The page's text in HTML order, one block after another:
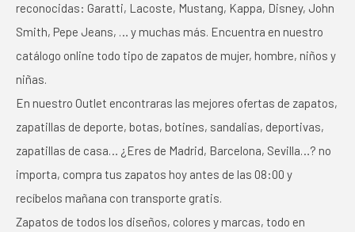
reconocidas: Garatti, Lacoste, Mustang, Kappa, Disney, John
Smith, Pepe Jeans, … y muchas más. Encuentra en nuestro
catálogo online todo tipo de zapatos de mujer, hombre, niños y
niñas.
En nuestro Outlet encontraras las mejores ofertas de zapatos,
zapatillas de deporte, botas, botines, sandalias, deportivas,
zapatillas de casa… ¿Eres de Madrid, Barcelona, Sevilla…? no
importa, compra tus zapatos hoy antes de las 08:00 y
recíbelos mañana con transporte gratis.
Zapatos de todos los diseños, colores y marcas, todo en